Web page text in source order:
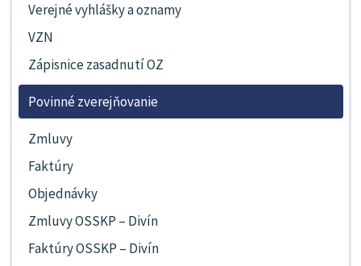
Verejné vyhlášky a oznamy
VZN
Zápisnice zasadnutí OZ
Povinné zverejňovanie
Zmluvy
Faktúry
Objednávky
Zmluvy OSSKP – Divín
Faktúry OSSKP – Divín